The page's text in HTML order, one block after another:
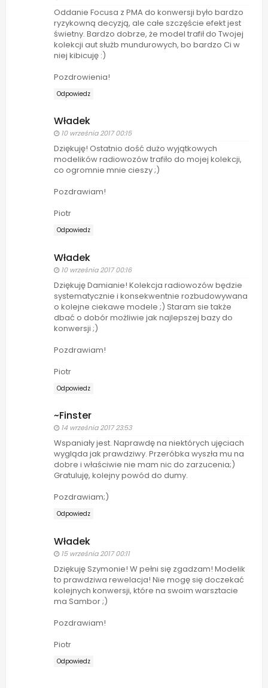
Oddanie Focusa z PMA do konwersji było bardzo
ryzykowną decyzją, ale całe szczęście efekt jest
świetny. Bardzo dobrze, że model trafił do Twojej
kolekcji aut służb mundurowych, bo bardzo Ci w
niej kibicuję :)
Pozdrowienia!
Odpowiedz
Władek
10 września 2017 00:15
Dziękuję! Ostatnio dość dużo wyjątkowych
modelików radiowozów trafiło do mojej kolekcji,
co ogromnie mnie cieszy ;)
Pozdrawiam!
Piotr
Odpowiedz
Władek
10 września 2017 00:16
Dziękuję Damianie! Kolekcja radiowozów będzie
systematycznie i konsekwentnie rozbudowywana
o kolejne ciekawe modele ;) Staram sie także
dbać o dobór możliwie jak najlepszej bazy do
konwersji ;)
Pozdrawiam!
Piotr
Odpowiedz
~Finster
14 września 2017 23:53
Wspaniały jest. Naprawdę na niektórych ujęciach
wygląda jak prawdziwy. Przeróbka wyszła mu na
dobre i właściwie nie mam nic do zarzucenia;)
Gratuluję, kolejny powód do dumy.
Pozdrawiam;)
Odpowiedz
Władek
15 września 2017 00:11
Dziękuję Szymonie! W pełni się zgadzam! Modelik
to prawdziwa rewelacja! Nie mogę się doczekać
kolejnych konwersji, które na swoim warsztacie
ma Sambor ;)
Pozdrawiam!
Piotr
Odpowiedz